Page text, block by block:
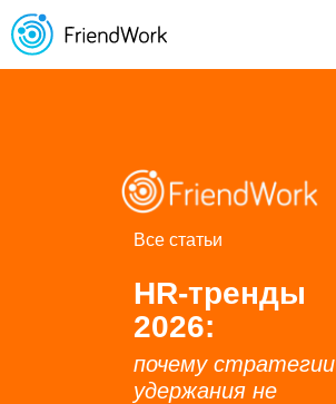
Все статьи
почему стратегии
удержания не
HR-тренды
2026: